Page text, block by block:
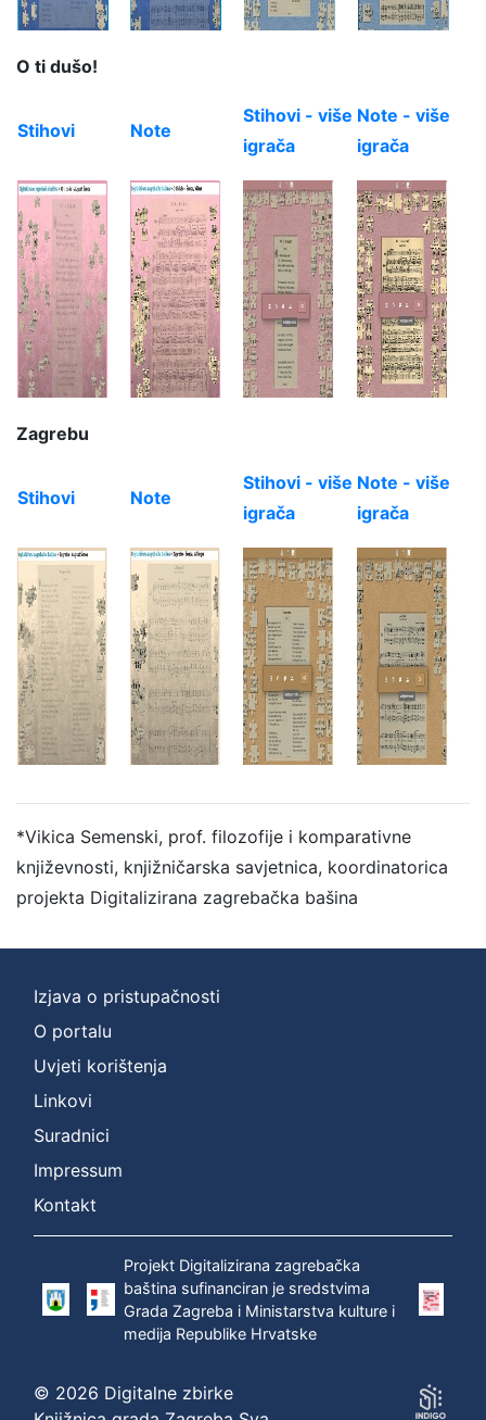
O ti dušo!
Stihovi Note
Stihovi - više
igrača
Note - više
igrača
Zagrebu
Stihovi Note
Stihovi - više
igrača
Note - više
igrača
*Vikica Semenski, prof. filozofije i komparativne
književnosti, knjižničarska savjetnica, koordinatorica
projekta Digitalizirana zagrebačka bašina
Izjava o pristupačnosti
O portalu
Uvjeti korištenja
Linkovi
Suradnici
Impressum
Kontakt
Projekt Digitalizirana zagrebačka
baština sufinanciran je sredstvima
Grada Zagreba i Ministarstva kulture i
medija Republike Hrvatske
© 2026 Digitalne zbirke